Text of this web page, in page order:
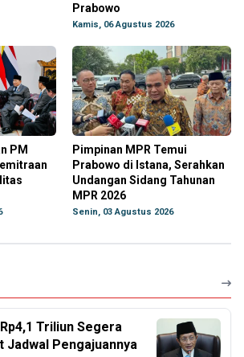
Prabowo
Kamis, 06 Agustus 2026
PM
Pimpinan MPR Temui
Prabowo di Istana, Serahkan
Undangan Sidang Tahunan
MPR 2026
Senin, 03 Agustus 2026
Triliun Segera
Jadwal Pengajuannya